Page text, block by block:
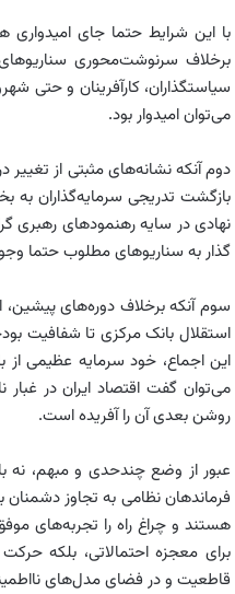
با این شرایط حتما جای
برخلاف سرنوشت‌محوری سناریوهای
سیاستگذاران، کارآفرینان و حتی
می‌توان امیدوار بود.
دوم آنکه نشانه‌های مثبتی از
بازگشت تدریجی سرمایه‌گذاران
نهادی در سایه رهنمودهای
گذار به سناریوهای مطلوب حتما
سوم آنکه برخلاف دوره‌های پیشین،
استقلال بانک مرکزی تا شفافیت
این اجماع، خود سرمایه عظیمی
می‌توان گفت اقتصاد ایران در غبار
روشن بعدی آن را آفریده است.
عبور از وضع چندحدی و مبهم، نه
فرماندهان نظامی به تجاوز
هستند و چراغ راه را تجربه‌های
برای معجزه احتمالاتی، بلکه
قاطعیت و در فضای مدل‌های